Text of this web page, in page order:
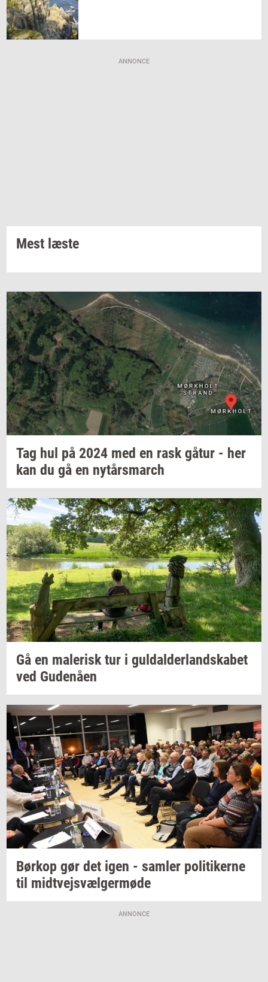
ANNONCE
Mest læste
Tag hul på 2024 med en rask gåtur - her
kan du gå en nytårs­march
Gå en ma­le­risktur i gul­dal­der­land­ska­bet
ved Gu­denå­en
Børkop gør det igen - sam­ler po­li­ti­ker­ne
til midt­vejsvæl­ger­mø­de
ANNONCE